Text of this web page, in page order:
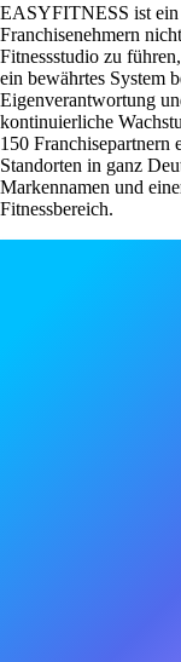
EASYFITNESS ist ein
Franchisenehmern
Fitnessstudio zu
ein bewährtes System
Eigenverantwortung
kontinuierliche
150 Franchisepartnern
Standorten in ganz
Markennamen und
Fitnessbereich.